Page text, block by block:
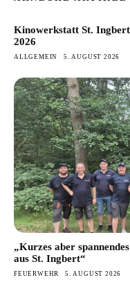
Kinowerkstatt St.
2026
ALLGEMEIN 5. AUGUST 2026
„Kurzes aber
aus St. Ingbert“
FEUERWEHR 5. AUGUST 2026